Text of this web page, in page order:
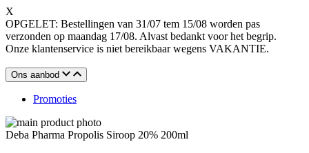
X
OPGELET: Bestellingen van 31/07 tem 15/08 worden pas
verzonden op maandag 17/08. Alvast bedankt voor het begrip.
Onze klantenservice is niet bereikbaar wegens VAKANTIE.
Ons aanbod
Promoties
Deba Pharma Propolis Siroop 20% 200ml